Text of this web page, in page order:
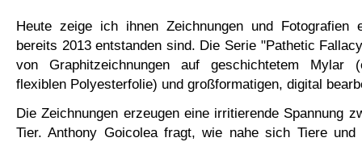
Heute zeige ich ihnen Zeichnungen und Fotografien
bereits 2013 entstanden sind. Die Serie "Pathetic
von Graphitzeichnungen auf geschichtetem Mylar
flexiblen Polyesterfolie) und großformatigen, digital
Die Zeichnungen erzeugen eine irritierende Spannung
Tier. Anthony Goicolea fragt, wie nahe sich Tiere und